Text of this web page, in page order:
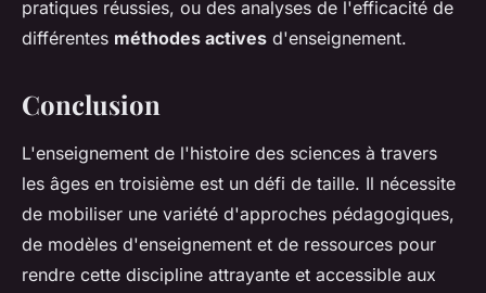
pratiques réussies, ou des analyses de l'efficacité de
différentes méthodes actives d'enseignement.
Conclusion
L'enseignement de l'histoire des sciences à travers
les âges en troisième est un défi de taille. Il nécessite
de mobiliser une variété d'approches pédagogiques,
de modèles d'enseignement et de ressources pour
rendre cette discipline attrayante et accessible aux